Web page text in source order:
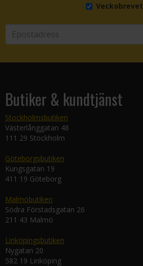
Veckobrevet
Butiker & kundtjänst
Stockholmsbutiken
Västerlånggatan 48
111 29 Stockholm
Göteborgsbutiken
Kungsgatan 19
411 19 Göteborg
Malmöbutiken
Södra Förstadsgatan 26
211 43 Malmö
Linköpingsbutiken
Nygatan 20
582 19 Linköping